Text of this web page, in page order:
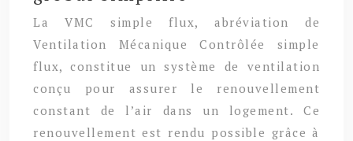
La VMC simple flux, abréviation de
Ventilation Mécanique Contrôlée simple
flux, constitue un système de ventilation
conçu pour assurer le renouvellement
constant de l’air dans un logement. Ce
renouvellement est rendu possible grâce à